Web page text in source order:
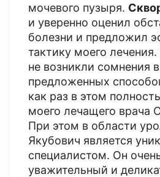
мочевого пузыря.
и уверенно оценил
болезни и предложил
тактику моего
не возникли сомнения
предложенных
как раз в этом
моего лечащего врача
При этом в области
Якубович является
специалистом. Он
уважительный и